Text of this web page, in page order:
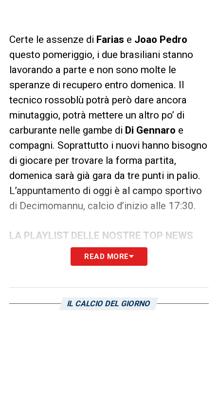
Certe le assenze di Farias e Joao Pedro
questo pomeriggio, i due brasiliani stanno
lavorando a parte e non sono molte le
speranze di recupero entro domenica. Il
tecnico rossoblù potrà però dare ancora
minutaggio, potrà mettere un altro po’ di
carburante nelle gambe di Di Gennaro e
compagni. Soprattutto i nuovi hanno bisogno
di giocare per trovare la forma partita,
domenica sarà già gara da tre punti in palio.
L’appuntamento di oggi è al campo sportivo
di Decimomannu, calcio d’inizio alle 17:30.
LA PLAYLIST DELLE NOSTRE TOP NEWS
READ MORE
IL CALCIO DEL GIORNO